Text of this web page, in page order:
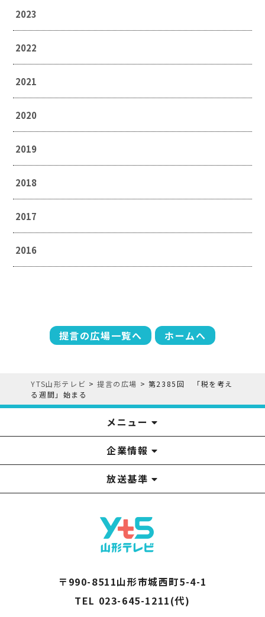
2023
2022
2021
2020
2019
2018
2017
2016
提言の広場一覧へ ホームへ
YTS山形テレビ >提言の広場 > 第2385回 「税を考え
る週間」始まる
メニュー
YTSニュース
番組
アナウンサー
プレゼント
イベント
みるるん星人
YTS見学ツアー
番組表
お問い合わせ
企業情報
企業情報
役員構成
YTS山形テレビ SDGs 宣言
採用情報
山形テレビ人権方針
山形テレビ国民保護業務計画提出文
個人情報基本方針
情報セキュリティ基本方針
視聴データの取扱いについて
系列局一覧
中継局一覧
放送基準
〒990-8511山形市城西町5-4-1
TEL 023-645-1211(代)